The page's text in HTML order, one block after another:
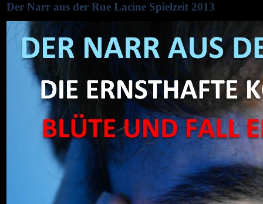
Der Narr aus der Rue Lacine Spielzeit 2013